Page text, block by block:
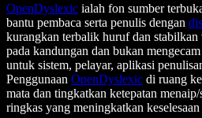
OpenDyslexic ialah fon sumber
bantu pembaca serta penulis dengan
kurangkan terbalik huruf dan stabilkan
pada kandungan dan bukan
untuk sistem, pelayar, aplikasi
Penggunaan OpenDyslexic di ruang
mata dan tingkatkan ketepatan
ringkas yang meningkatkan